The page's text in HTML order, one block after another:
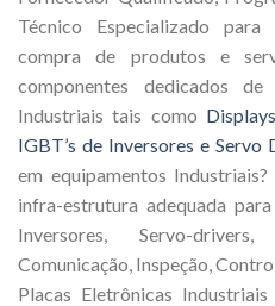
Técnico Especializado
compra de produtos e
componentes dedicados
Industriais tais como
IGBT’s de Inversores e Servo
em equipamentos
infra-estrutura adequada
Inversores, Servo-
Comunicação, Inspeção,
Placas Eletrônicas